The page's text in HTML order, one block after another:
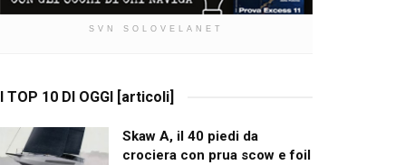
SVN SOLOVELANET
I TOP 10 DI OGGI [articoli]
Skaw A, il 40 piedi da
crociera con prua scow e foil